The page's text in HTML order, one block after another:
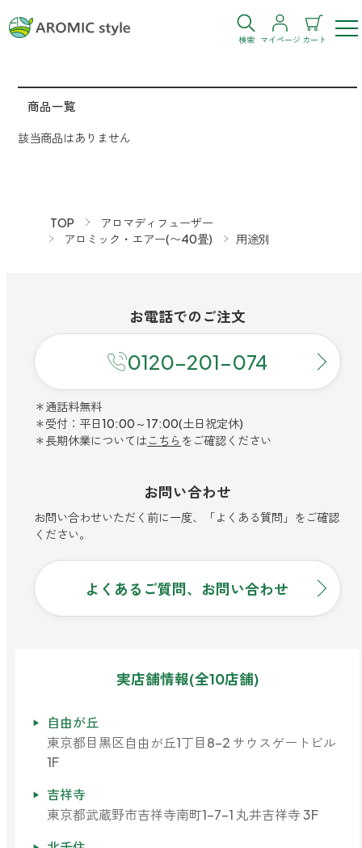
検索 マイページ カート
ログイン 新規会員登録
お気に入り
トイレ空間を快適にしたい
寝室
玄関
帰宅・来客時も心地よくしたい
クローゼット
衣類を守り清潔な空間にしたい
キッチン・水まわり
外出先でも快適に過ごしたい
目的・お悩み
製品タイプ
アロマディフューザー
ティーアロマ
アロミック・ミニ
アロミック・ハング
トイレ用
どこでも
リードディフューザー
ティーアロマ
ファブリックミスト
ラベンダー
ボディミスト
(シトラスミント)
商品一覧
新商品
セール
ランキング
店舗情報
ご利用ガイド
商品一覧
該当商品はありません
TOP
アロマディフューザー
アロミック・エアー(〜40畳)
用途別
お電話でのご注文
0120-201-074
＊通話料無料
＊受付：平日10:00～17:00(土日祝定休)
＊長期休業については こちら をご確認ください
お問い合わせ
お問い合わせいただく前に一度、「よくある質問」をご確認
ください。
よくあるご質問、お問い合わせ
実店舗情報(全10店舗)
自由が丘
東京都目黒区自由が丘1丁目8-2 サウスゲートビル
1F
吉祥寺
東京都武蔵野市吉祥寺南町1-7-1 丸井吉祥寺 3F